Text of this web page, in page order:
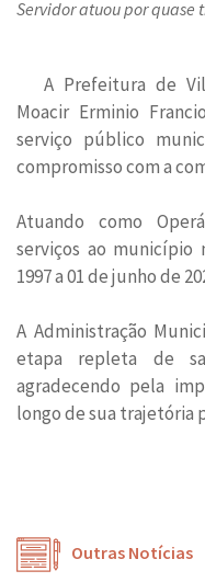
Servidor atuou por quase
A Prefeitura de
Moacir Erminio
serviço público
compromisso com a
Atuando como
serviços ao
1997 a 01 de junho de
A Administração
etapa repleta de
agradecendo pela
longo de sua trajetória
Outras Notícias